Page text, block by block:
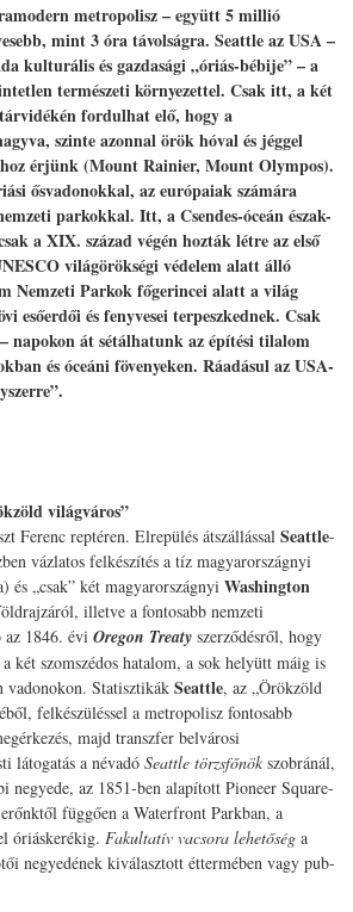
metropolisz – együtt 5 millió
mint 3 óra távolságra. Seattle az USA –
kulturális és gazdasági „óriás-bébije” – a
természeti környezettel. Csak itt, a két
fordulhat elő, hogy a
szinte azonnal örök hóval és jéggel
érjünk (Mount Rainier, Mount Olympos).
ősvadonokkal, az európaiak számára
parkokkal. Itt, a Csendes-óceán észak-
a XIX. század végén hozták létre az első
világörökségi védelem alatt álló
Nemzeti Parkok főgerincei alatt a világ
esőerdői és fenyvesei terpeszkednek. Csak
napokon át sétálhatunk az építési tilalom
és óceáni fövenyeken. Ráadásul az USA-
világváros”
Ferenc reptéren. Elrepülés átszállással Seattle-
vázlatos felkészítés a tíz magyarországnyi
és „csak” két magyarországnyi Washington
illetve a fontosabb nemzeti
1846. évi Oregon Treaty szerződésről, hogy
két szomszédos hatalom, a sok helyütt máig is
vadonokon. Statisztikák Seattle, az „Örökzöld
felkészüléssel a metropolisz fontosabb
majd transzfer belvárosi
látogatás a névadó Seattle törzsfőnök szobránál,
negyede, az 1851-ben alapított Pioneer Square-
függően a Waterfront Parkban, a
óriáskerékig. Fakultatív vacsora lehetőség a
negyedének kiválasztott éttermében vagy pub-